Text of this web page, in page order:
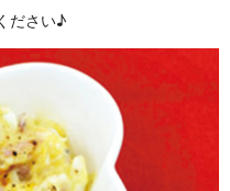
ださい♪